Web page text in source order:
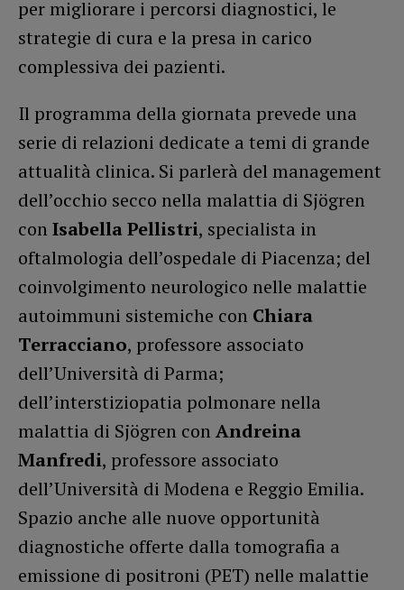
per migliorare i percorsi diagnostici, le
strategie di cura e la presa in carico
complessiva dei pazienti.
Il programma della giornata prevede una
serie di relazioni dedicate a temi di grande
attualità clinica. Si parlerà del management
dell’occhio secco nella malattia di Sjögren
conIsabella Pellistri, specialista in
oftalmologia dell’ospedale di Piacenza; del
coinvolgimento neurologico nelle malattie
autoimmuni sistemiche con Chiara
Terracciano, professore associato
dell’Università di Parma;
dell’interstiziopatia polmonare nella
malattia di Sjögren conAndreina
Manfredi, professore associato
dell’Università di Modena e Reggio Emilia.
Spazio anche alle nuove opportunità
diagnostiche offerte dalla tomografia a
emissione di positroni (PET) nelle malattie